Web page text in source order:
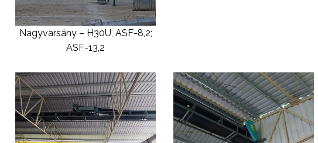
Nagyvarsány – H30U, ASF-8,2;
ASF-13,2